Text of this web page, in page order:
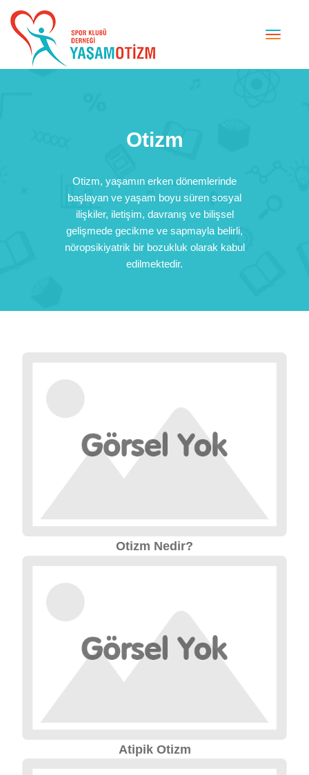
Toggle
Otizm
Otizm, yaşamın erken dönemlerinde
başlayan ve yaşam boyu süren sosyal
ilişkiler, iletişim, davranış ve bilişsel
gelişmede gecikme ve sapmayla belirli,
nöropsikiyatrik bir bozukluk olarak kabul
edilmektedir.
Otizm Nedir?
Atipik Otizm